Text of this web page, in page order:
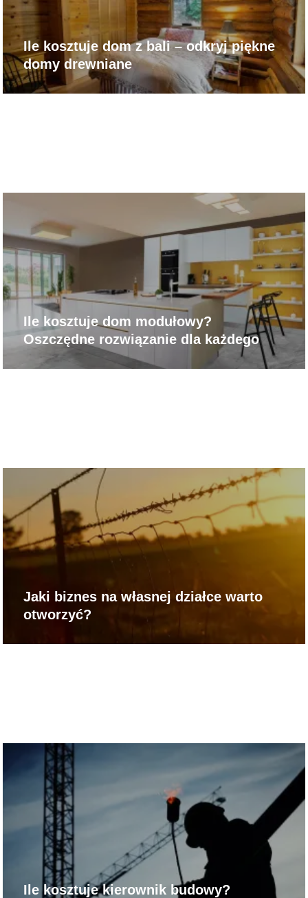
Ile kosztuje dom z bali – odkryj piękne
domy drewniane
Ile kosztuje dom modułowy?
Oszczędne rozwiązanie dla każdego
Jaki biznes na własnej działce warto
otworzyć?
Ile kosztuje kierownik budowy?